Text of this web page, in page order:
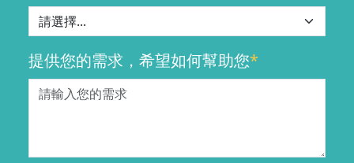
提供您的需求，希望如何幫助您*